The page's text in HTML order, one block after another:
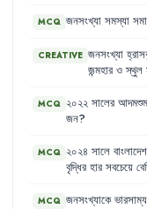
MCQ জনসংখ্যা সমস্যা
CREATIVE জনসংখ্যা
জন্মহার ও স্থুল
পেয়েছে । এক
MCQ ২০২২ সালের
জন?
MCQ ২০২৪ সালে বাংলাদেশ
বৃদ্ধির হার সবচেয়ে
MCQ জনসংখ্যাকে ভারসাম্য